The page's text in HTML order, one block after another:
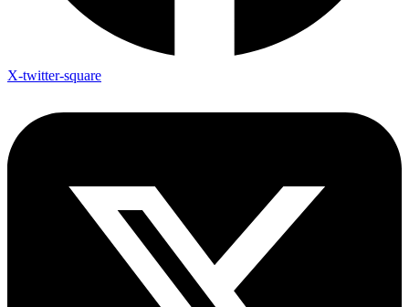
X-twitter-square